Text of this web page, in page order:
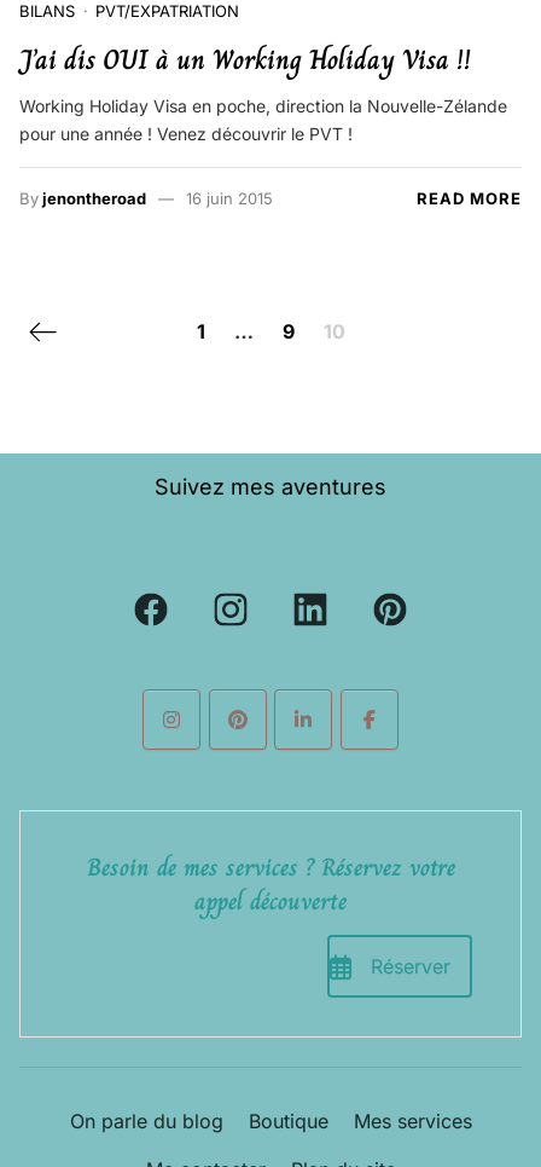
BILANS PVT/EXPATRIATION
J’ai dis OUI à un Working Holiday Visa !!
Working Holiday Visa en poche, direction la Nouvelle-Zélande
pour une année ! Venez découvrir le PVT !
Byjenontheroad 16 juin 2015 READ MORE
Posts navigation
Previous page 1 … 9 10
Suivez mes aventures
Besoin de mes services ? Réservez votre
appel découverte
Réserver
On parle du blog Boutique
Mes services